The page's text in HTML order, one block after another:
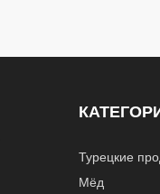
Турецкие
Мёд